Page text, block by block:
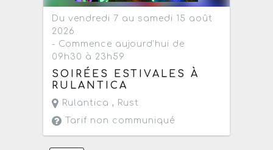
Du vendredi 7 au samedi 15 août
2026
- Commence aujourd'hui de
09h30 à 23h59
SOIRÉES ESTIVALES À
RULANTICA
Rulantica , Rust
Tarif non communiqué